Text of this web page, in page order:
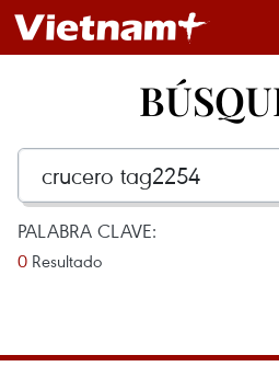
PALABRA CLAVE:
0 Resultado